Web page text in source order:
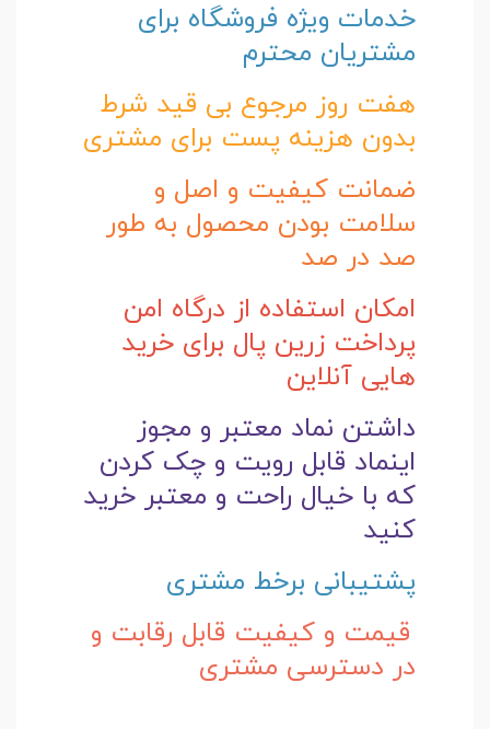
خدمات ویژه فروشگاه برای
مشتریان محترم
هفت روز مرجوع بی قید شرط
بدون هزینه پست برای مشتری
ضمانت کیفیت و اصل و
سلامت بودن محصول به طور
صد در صد
امکان استفاده از درگاه امن
پرداخت زرین پال برای خرید
هایی آنلاین
داشتن نماد معتبر و مجوز
اینماد قابل رویت و چک کردن
که با خیال راحت و معتبر خرید
کنید
پشتیبانی برخط مشتری
قیمت و کیفیت قابل رقابت و
در دسترسی مشتری